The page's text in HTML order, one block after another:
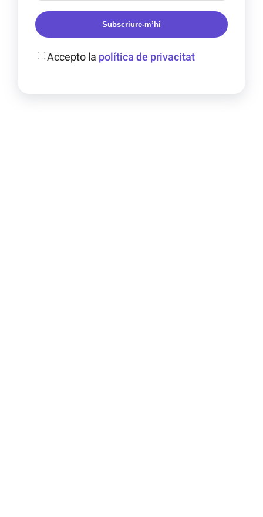
Subscriure-m’hi
Accepto la política de privacitat